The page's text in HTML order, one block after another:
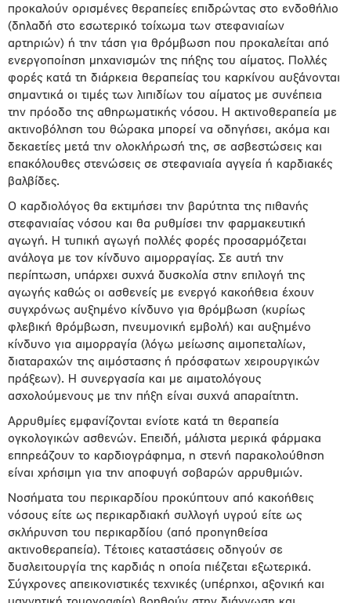
προκαλούν ορισμένες θεραπείες επιδρώντας στο ενδοθήλιο
(δηλαδή στο εσωτερικό τοίχωμα των στεφανιαίων
αρτηριών) ή την τάση για θρόμβωση που προκαλείται από
ενεργοποίηση μηχανισμών της πήξης του αίματος. Πολλές
φορές κατά τη διάρκεια θεραπείας του καρκίνου αυξάνονται
σημαντικά οι τιμές των λιπιδίων του αίματος με συνέπεια
την πρόοδο της αθηρωματικής νόσου. Η ακτινοθεραπεία με
ακτινοβόληση του θώρακα μπορεί να οδηγήσει, ακόμα και
δεκαετίες μετά την ολοκλήρωσή της, σε ασβεστώσεις και
επακόλουθες στενώσεις σε στεφανιαία αγγεία ή καρδιακές
βαλβίδες.
Ο καρδιολόγος θα εκτιμήσει την βαρύτητα της πιθανής
στεφανιαίας νόσου και θα ρυθμίσει την φαρμακευτική
αγωγή. Η τυπική αγωγή πολλές φορές προσαρμόζεται
ανάλογα με τον κίνδυνο αιμορραγίας. Σε αυτή την
περίπτωση, υπάρχει συχνά δυσκολία στην επιλογή της
αγωγής καθώς οι ασθενείς με ενεργό κακοήθεια έχουν
συγχρόνως αυξημένο κίνδυνο για θρόμβωση (κυρίως
φλεβική θρόμβωση, πνευμονική εμβολή) και αυξημένο
κίνδυνο για αιμορραγία (λόγω μείωσης αιμοπεταλίων,
διαταραχών της αιμόστασης ή πρόσφατων χειρουργικών
πράξεων). Η συνεργασία και με αιματολόγους
ασχολούμενους με την πήξη είναι συχνά απαραίτητη.
Αρρυθμίες εμφανίζονται ενίοτε κατά τη θεραπεία
ογκολογικών ασθενών. Επειδή, μάλιστα μερικά φάρμακα
επηρεάζουν το καρδιογράφημα, η στενή παρακολούθηση
είναι χρήσιμη για την αποφυγή σοβαρών αρρυθμιών.
Νοσήματα του περικαρδίου προκύπτουν από κακοήθεις
νόσους είτε ως περικαρδιακή συλλογή υγρού είτε ως
σκλήρυνση του περικαρδίου (από προηγηθείσα
ακτινοθεραπεία). Τέτοιες καταστάσεις οδηγούν σε
δυσλειτουργία της καρδιάς η οποία πιέζεται εξωτερικά.
Σύγχρονες απεικονιστικές τεχνικές (υπέρηχοι, αξονική και